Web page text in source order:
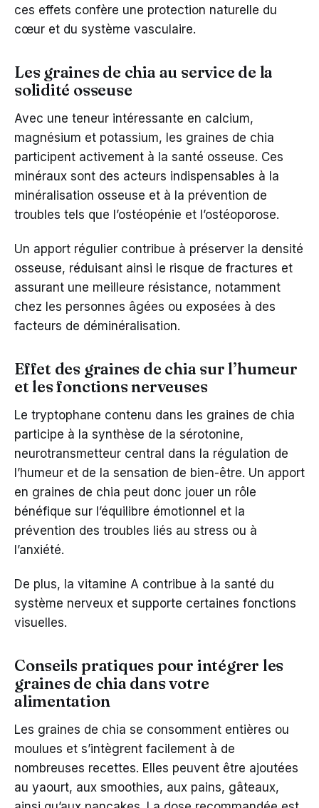
ces effets confère une protection naturelle du
cœur et du système vasculaire.
Les graines de chia au service de la
solidité osseuse
Avec une teneur intéressante en calcium,
magnésium et potassium, les graines de chia
participent activement à la santé osseuse. Ces
minéraux sont des acteurs indispensables à la
minéralisation osseuse et à la prévention de
troubles tels que l’ostéopénie et l’ostéoporose.
Un apport régulier contribue à préserver la densité
osseuse, réduisant ainsi le risque de fractures et
assurant une meilleure résistance, notamment
chez les personnes âgées ou exposées à des
facteurs de déminéralisation.
Effet des graines de chia sur l’humeur
et les fonctions nerveuses
Le tryptophane contenu dans les graines de chia
participe à la synthèse de la sérotonine,
neurotransmetteur central dans la régulation de
l’humeur et de la sensation de bien-être. Un apport
en graines de chia peut donc jouer un rôle
bénéfique sur l’équilibre émotionnel et la
prévention des troubles liés au stress ou à
l’anxiété.
De plus, la vitamine A contribue à la santé du
système nerveux et supporte certaines fonctions
visuelles.
Conseils pratiques pour intégrer les
graines de chia dans votre
alimentation
Les graines de chia se consomment entières ou
moulues et s’intègrent facilement à de
nombreuses recettes. Elles peuvent être ajoutées
au yaourt, aux smoothies, aux pains, gâteaux,